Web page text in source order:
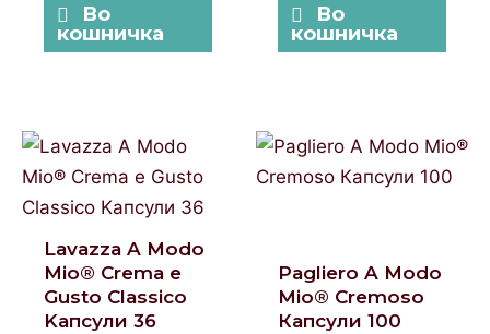
Во
кошничка
Во
кошничка
Lavazza A Modo
Mio® Crema e
Gusto Classico
Kапсули 36
Pagliero A Modo
Mio® Cremoso
Капсули 100